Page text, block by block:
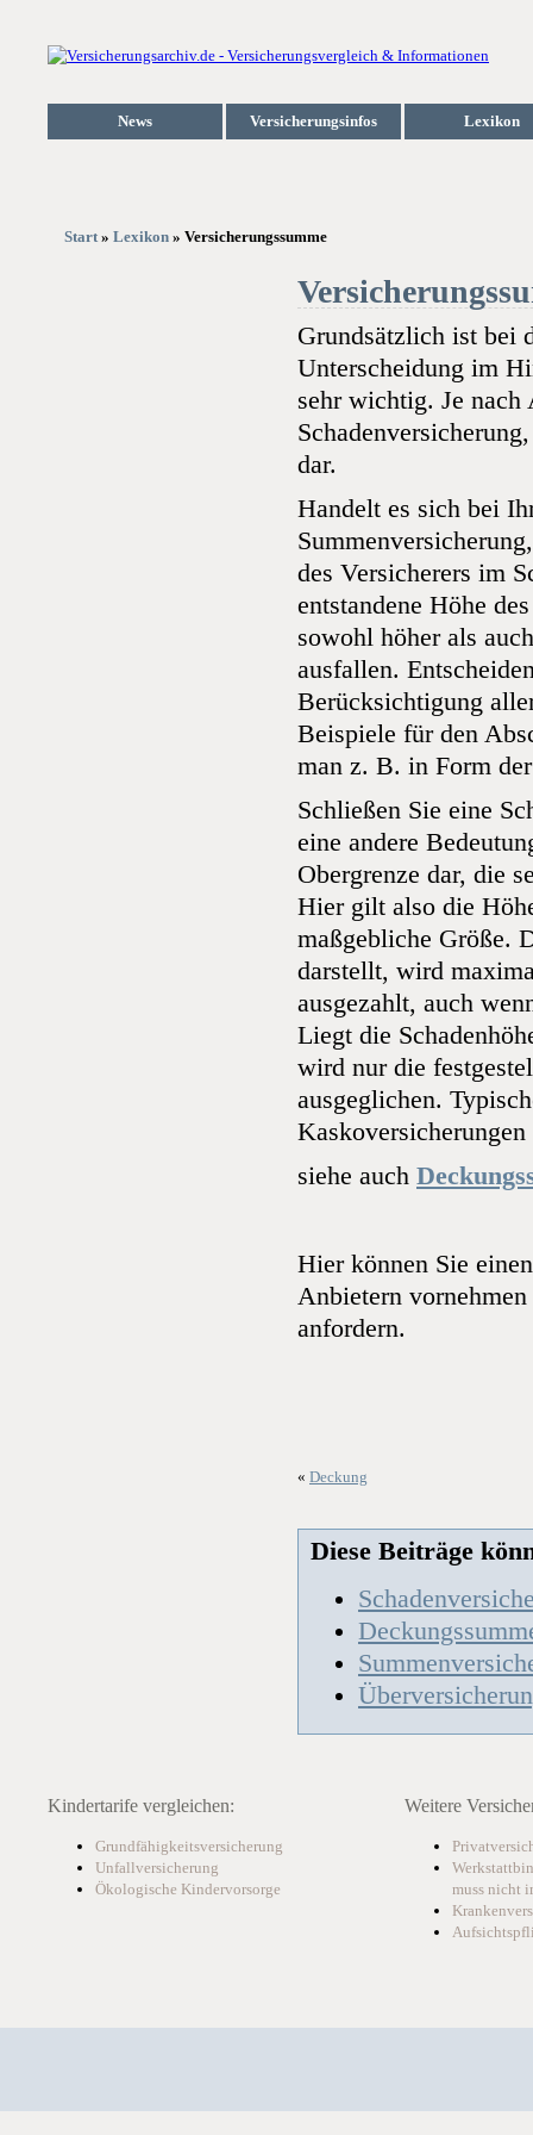
News Versicherungsinfos Lexikon
Start» Lexikon » Versicherungssumme
Grundsätzlich ist bei
Unterscheidung im
sehr wichtig. Je nach
dar.
Handelt es sich bei
des Versicherers im
entstandene Höhe
sowohl höher als
ausfallen.
Berücksichtigung
Beispiele für den
man z. B. in Form
Schließen Sie eine
eine andere
Obergrenze dar, die
Hier gilt also die
maßgebliche Größe.
darstellt, wird
ausgezahlt, auch
Liegt die
wird nur die
ausgeglichen.
siehe auch
Hier können Sie
Anbietern
anfordern.
« Deckung
Diese Beiträge
Kindertarife vergleichen:
Grundfähigkeitsversicherung
Unfallversicherung
Ökologische Kindervorsorge
Weitere
muss nicht